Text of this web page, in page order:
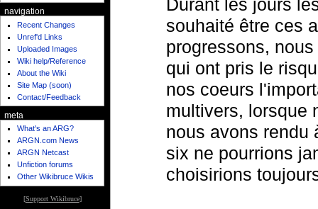
souhaité être ces
progressons,
qui ont pris le
nos coeurs
multivers, lorsque
nous avons rendu
six ne pourrions
choisirions
navigation
Recent Changes
Unref'd Links
Uploaded Images
Wiki help/Reference
About the Wiki
Site Map (soon)
Contact/Feedback
meta
What's an ARG?
ARGN.com News
ARGN Netcast
Unfiction forums
Other Wikibruce Wikis
[Support Wikibruce]